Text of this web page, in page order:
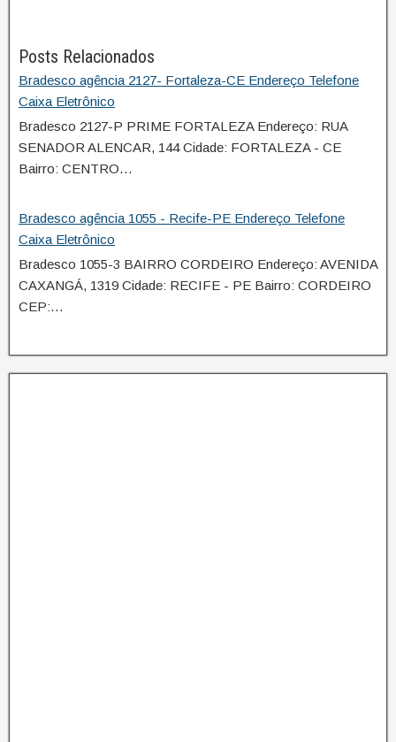
Posts Relacionados
Bradesco agência 2127- Fortaleza-CE Endereço Telefone
Caixa Eletrônico
Bradesco 2127-P PRIME FORTALEZA Endereço: RUA
SENADOR ALENCAR, 144 Cidade: FORTALEZA - CE
Bairro: CENTRO…
Bradesco agência 1055 - Recife-PE Endereço Telefone
Caixa Eletrônico
Bradesco 1055-3 BAIRRO CORDEIRO Endereço: AVENIDA
CAXANGÁ, 1319 Cidade: RECIFE - PE Bairro: CORDEIRO
CEP:…